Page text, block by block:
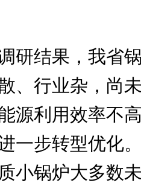
结果，我省锅
、行业杂，尚
源利用效率不
一步转型优化
小锅炉大多数